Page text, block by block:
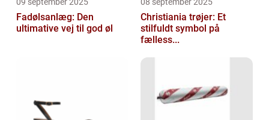
Fadølsanlæg: Den
ultimative vej til god øl
Christiania trøjer: Et
stilfuldt symbol på
fælless...